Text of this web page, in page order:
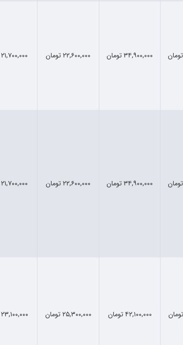
۳۴,۹۰۰,۰۰۰ تومان ۲۲,۶۰۰,۰۰۰ تومان ۲۱,۷۰۰,۰۰۰ تومان
۳۴,۹۰۰,۰۰۰ تومان ۲۲,۶۰۰,۰۰۰ تومان ۲۱,۷۰۰,۰۰۰ تومان
۴۲,۱۰۰,۰۰۰ تومان ۲۵,۳۰۰,۰۰۰ تومان ۲۳,۱۰۰,۰۰۰ تومان